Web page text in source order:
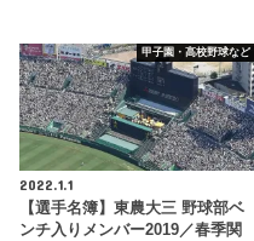
甲子園・高校野球など
2022.1.1
【選手名簿】東農大三 野球部ベ
ンチ入りメンバー2019／春季関